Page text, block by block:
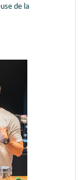
de la